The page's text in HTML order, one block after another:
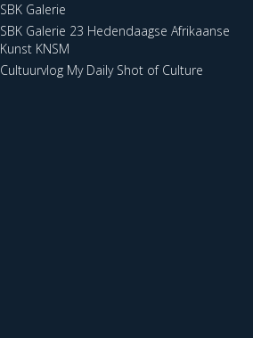
SBK Galerie
SBK Galerie 23 Hedendaagse Afrikaanse
Kunst KNSM
Cultuurvlog My Daily Shot of Culture